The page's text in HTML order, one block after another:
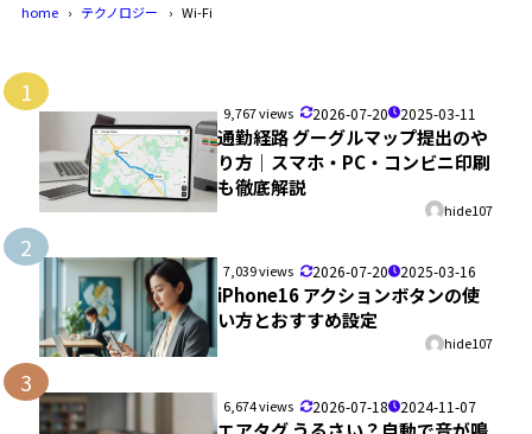
home テクノロジー Wi-Fi
1
9,767 views 2026-07-20 2025-03-11
通勤経路 グーグルマップ提出のや
り方｜スマホ・PC・コンビニ印刷
も徹底解説
hide107
2
7,039 views 2026-07-20 2025-03-16
iPhone16 アクションボタンの使
い方とおすすめ設定
hide107
3
6,674 views 2026-07-18 2024-11-07